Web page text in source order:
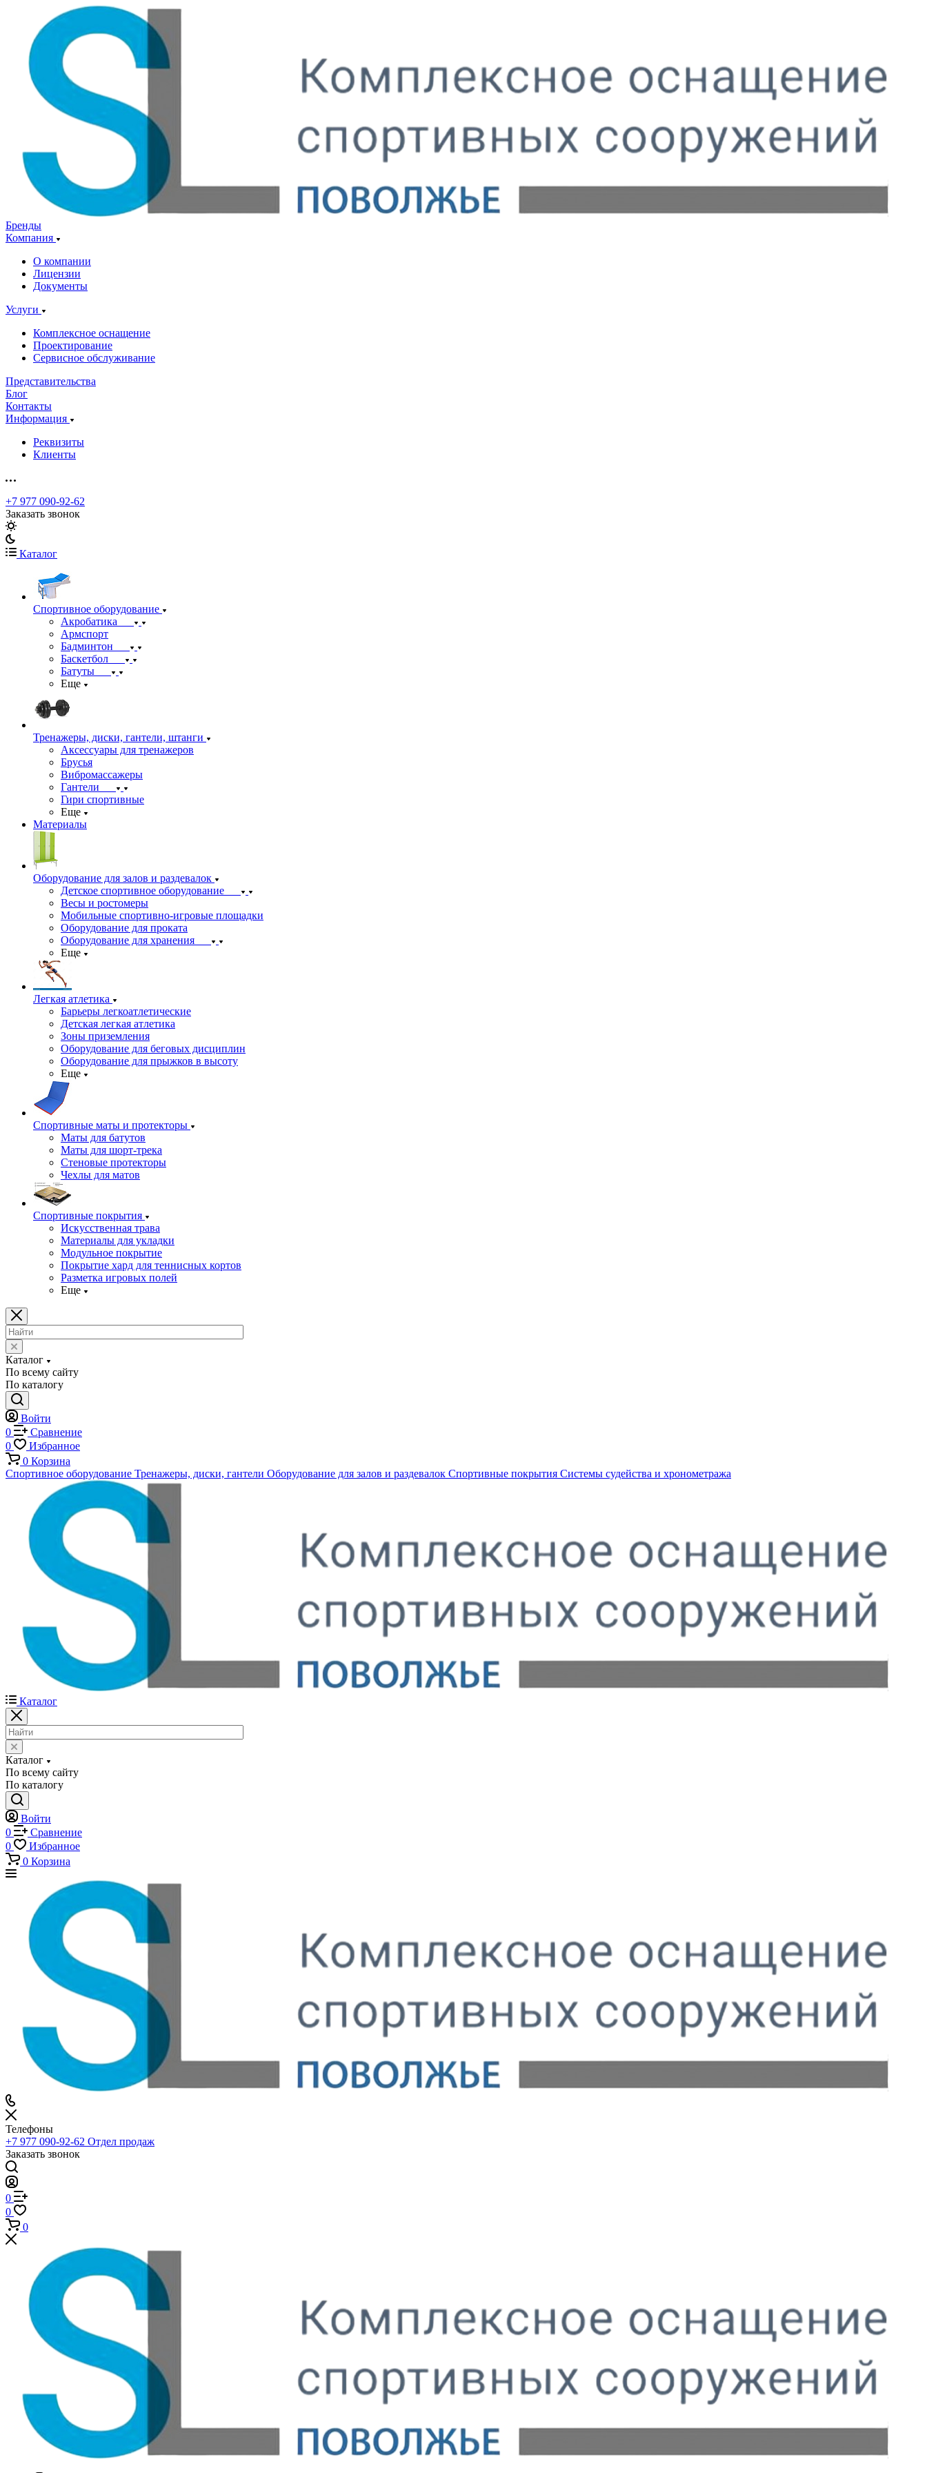
Бренды
Компания
О компании
Лицензии
Документы
Услуги
Комплексное оснащение
Проектирование
Сервисное обслуживание
Представительства
Блог
Контакты
Информация
Реквизиты
Клиенты
+7 977 090-92-62
Заказать звонок
Каталог
Спортивное оборудование
Акробатика
Армспорт
Бадминтон
Баскетбол
Батуты
Еще
Тренажеры, диски, гантели, штанги
Аксессуары для тренажеров
Брусья
Вибромассажеры
Гантели
Гири спортивные
Еще
Материалы
Оборудование для залов и раздевалок
Детское спортивное оборудование
Весы и ростомеры
Мобильные спортивно-игровые площадки
Оборудование для проката
Оборудование для хранения
Еще
Легкая атлетика
Барьеры легкоатлетические
Детская легкая атлетика
Зоны приземления
Оборудование для беговых дисциплин
Оборудование для прыжков в высоту
Еще
Спортивные маты и протекторы
Маты для батутов
Маты для шорт-трека
Стеновые протекторы
Чехлы для матов
Спортивные покрытия
Искусственная трава
Материалы для укладки
Модульное покрытие
Покрытие хард для теннисных кортов
Разметка игровых полей
Еще
Каталог
По всему сайту
По каталогу
Войти
0
Сравнение
0
Избранное
0 Корзина
Спортивное оборудование Тренажеры, диски, гантели Оборудование для залов и раздевалок Спортивные покрытия Системы судейства и хронометража
Каталог
Каталог
По всему сайту
По каталогу
Войти
0
Сравнение
0
Избранное
0 Корзина
Телефоны
+7 977 090-92-62 Отдел продаж
Заказать звонок
0
0
0